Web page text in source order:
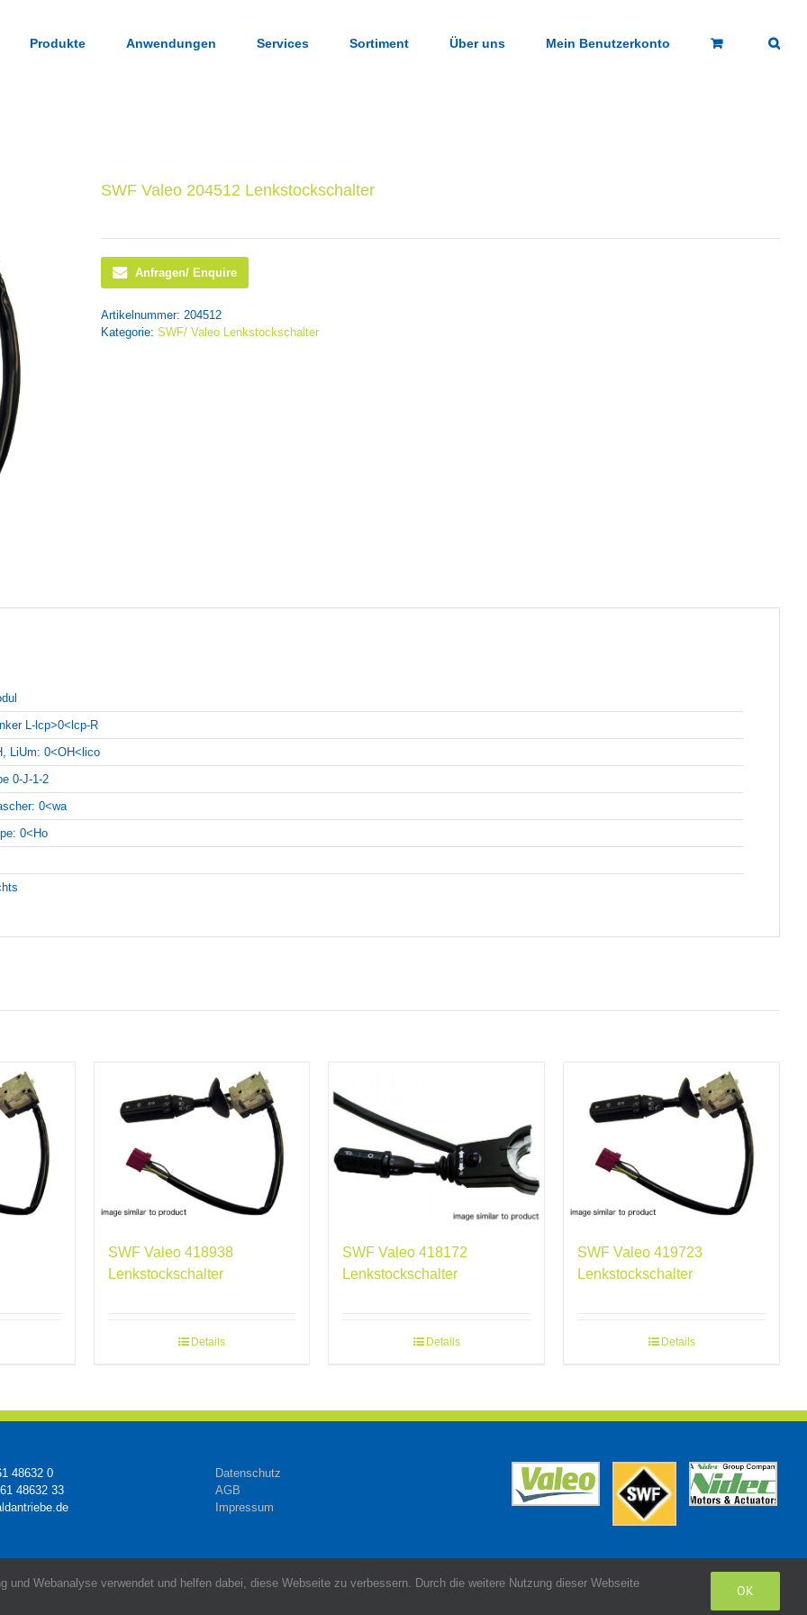
Produkte Anwendungen Services Sortiment Über uns Mein Benutzerkonto
SWF Valeo 204512 Lenkstockschalter
Anfragen/ Enquire
Artikelnummer: 204512
Kategorie: SWF/ Valeo Lenkstockschalter
L-lcp>0<lcp-R
LiUm: 0<OH<lico
0-J-1-2
0<wa
0<Ho
SWF Valeo 418938
Lenkstockschalter
Details
SWF Valeo 418172
Lenkstockschalter
Details
SWF Valeo 419723
Lenkstockschalter
Details
48632 0
48632 33
Datenschutz
AGB
Impressum
Webanalyse verwendet und helfen dabei, diese Webseite zu verbessern. Durch die weitere Nutzung dieser Webseite
OK